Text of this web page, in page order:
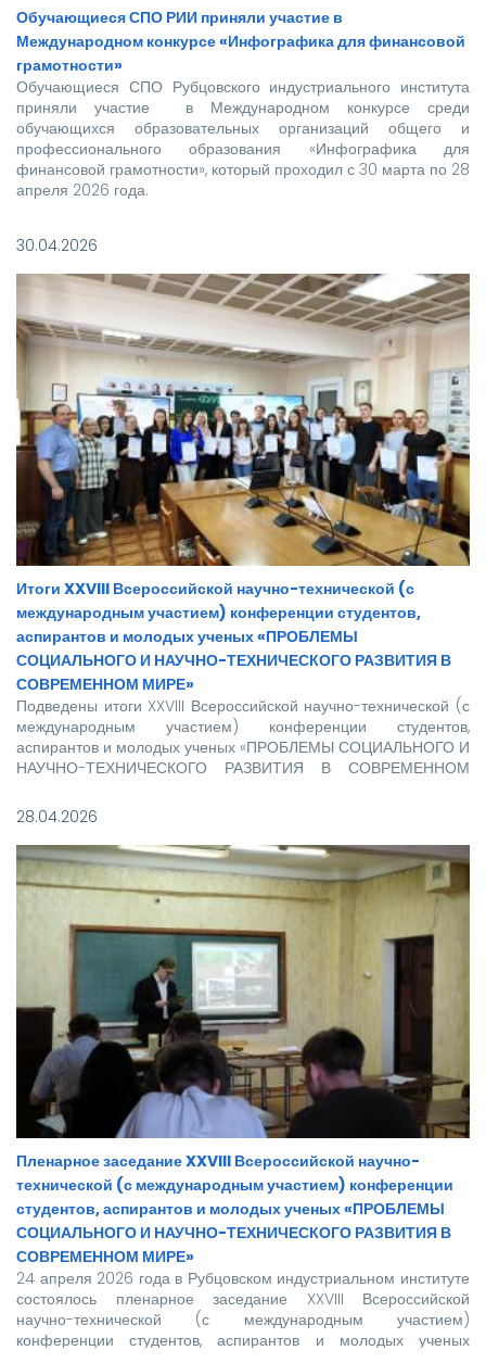
Обучающиеся СПО РИИ приняли участие в
Международном конкурсе «Инфографика для финансовой
грамотности»
Обучающиеся СПО Рубцовского индустриального института
приняли участие в Международном конкурсе среди
обучающихся образовательных организаций общего и
профессионального образования «Инфографика для
финансовой грамотности», который проходил с 30 марта по 28
апреля 2026 года.
30.04.2026
Итоги XXVIII Всероссийской научно-технической (с
международным участием) конференции студентов,
аспирантов и молодых ученых «ПРОБЛЕМЫ
СОЦИАЛЬНОГО И НАУЧНО-ТЕХНИЧЕСКОГО РАЗВИТИЯ В
СОВРЕМЕННОМ МИРЕ»
Подведены итоги XXVIII Всероссийской научно-технической (с
международным участием) конференции студентов,
аспирантов и молодых ученых «ПРОБЛЕМЫ СОЦИАЛЬНОГО И
НАУЧНО-ТЕХНИЧЕСКОГО РАЗВИТИЯ В СОВРЕМЕННОМ
индустриальном институте.
На секции I «Математика и информатика» для участия в
работе заявлены 24 доклада, в том числе 5 докладов
представлены в очном формате. После рассмотрения
докладов было принято решение о награждении грамотами
студентов, занявших призовые места:
28.04.2026
Пленарное заседание XXVIII Всероссийской научно-
технической (с международным участием) конференции
студентов, аспирантов и молодых ученых «ПРОБЛЕМЫ
СОЦИАЛЬНОГО И НАУЧНО-ТЕХНИЧЕСКОГО РАЗВИТИЯ В
СОВРЕМЕННОМ МИРЕ»
24 апреля 2026 года в Рубцовском индустриальном институте
состоялось пленарное заседание XXVIII Всероссийской
научно-технической (с международным участием)
конференции студентов, аспирантов и молодых ученых